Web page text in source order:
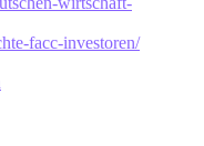
facc-investoren/